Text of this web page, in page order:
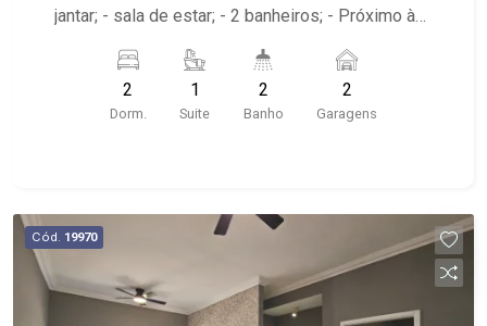
jantar; - sala de estar; - 2 banheiros; - Próximo à
Condomínio com roof top (piscina, academia
entre outros);
2
Dorm.
1
Suite
2
Banho
2
Garagens
Cód. 19970